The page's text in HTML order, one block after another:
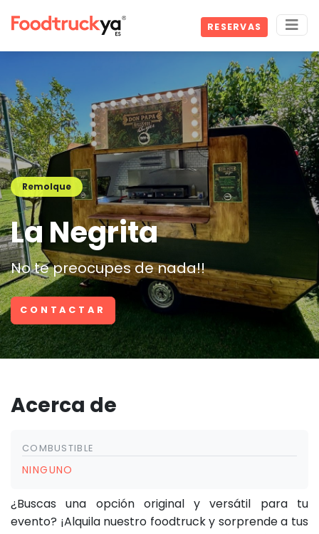
RESERVAS
Remolque
La Negrita
No te preocupes de nada!!
CONTACTAR
Acerca de
COMBUSTIBLE
NINGUNO
¿Buscas una opción original y versátil para tu
evento? ¡Alquila nuestro foodtruck y sorprende a tus